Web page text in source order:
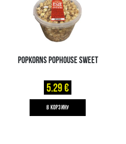
POPKORNS POPHOUSE SWEET
5.29 €
B КОРЗИНУ